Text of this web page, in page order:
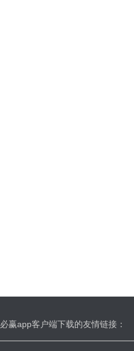
必赢app客户端下载的友情链接：